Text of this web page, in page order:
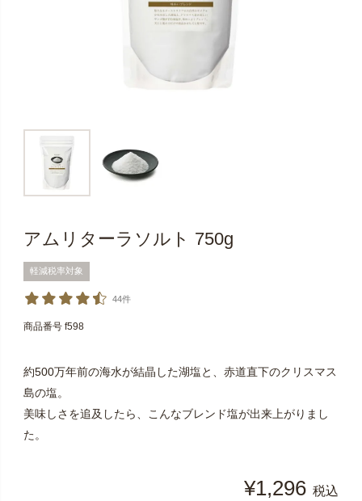
アムリターラソルト 750g
軽減税率対象
44件
商品番号 f598
約500万年前の海水が結晶した湖塩と、赤道直下のクリスマス
島の塩。
美味しさを追及したら、こんなブレンド塩が出来上がりまし
た。
¥1,296 税込